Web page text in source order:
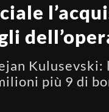
più 9 di